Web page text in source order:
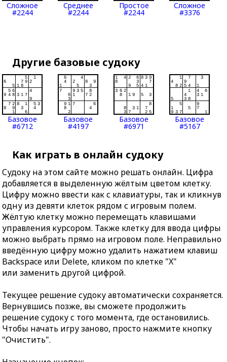
Сложное
#2244
Среднее
#2244
Простое
#2244
Сложное
#3376
Другие базовые судоку
Базовое
#6712
Базовое
#4197
Базовое
#6971
Базовое
#5167
Как играть в онлайн судоку
Судоку на этом сайте можно решать онлайн. Цифра
добавляется в выделенную жёлтым цветом клетку.
Цифру можно ввести как с клавиатуры, так и кликнув
одну из девяти клеток рядом с игровым полем.
Жёлтую клетку можно перемещать клавишами
управления курсором. Также клетку для ввода цифры
можно выбрать прямо на игровом поле. Неправильно
введённую цифру можно удалить нажатием клавиш
Backspace или Delete, кликом по клетке "X"
или заменить другой цифрой.
Текущее решение судоку автоматически сохраняется.
Вернувшись позже, вы сможете продолжить
решение судоку с того момента, где остановились.
Чтобы начать игру заново, просто нажмите кнопку
"Очистить".